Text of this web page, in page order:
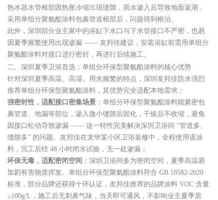
热水器水管根部因热胀冷缩出现缝隙，雨水渗入后导致地面返潮，
采用单组分聚氨酯涂料包裹管道根部后，问题得到根治。
此外，深圳部分业主家中的浴缸下水口与下水管接口不严密，也易
因夏季频繁使用出现渗漏 —— 友邦佳建议，安装浴缸前需用单组分
聚氨酯涂料对接口进行密封，再进行后续施工。
二、深圳夏季卫浴首选：单组分环保型聚氨酯涂料的核心优势
针对深圳夏季高温、高湿、用水频繁的特点，深圳友邦佳防水强烈
推荐单组分环保型聚氨酯涂料，其优势完全适配本地需求：
强密封性，适配接口密集场景 ：单组分环保型聚氨酯涂料能紧密包
裹管道、地漏等部位，渗入微小缝隙后固化，干燥后不收缩，避免
因接口松动导致渗漏 —— 这一特性完美解决深圳卫浴间 “管道多、
缝隙多” 的问题。友邦佳在龙华某小区卫浴装修中，全程使用该涂
料，完工后经 48 小时闭水试验，无一处渗漏；
环保无毒，适配密闭空间 ：深圳卫浴间多为密闭空间，夏季高温易
加剧有害物质挥发。单组分环保型聚氨酯涂料符合 GB 18582-2020
标准，部分品牌还获得十环认证，友邦佳推荐的品牌涂料 VOC 含量
≤100g/L，施工后无刺鼻气味，当天即可通风，不影响业主夏季居